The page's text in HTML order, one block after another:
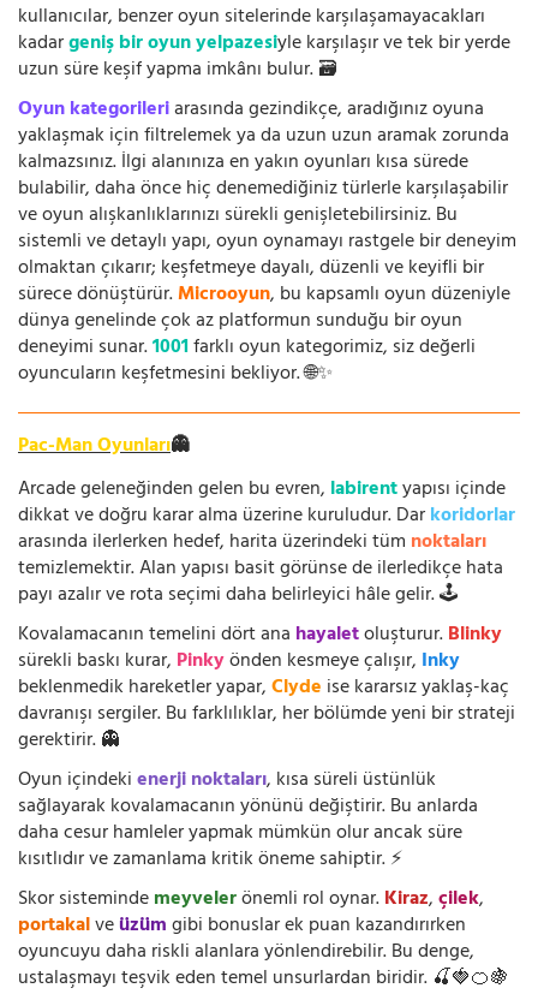
kullanıcılar, benzer oyun sitelerinde karşılaşamayacakları
kadargeniş bir oyun yelpazesiyle karşılaşır ve tek bir yerde
uzun süre keşif yapma imkânı bulur. 🗃️
Oyun kategorileriarasında gezindikçe, aradığınız oyuna
yaklaşmak için filtrelemek ya da uzun uzun aramak zorunda
kalmazsınız. İlgi alanınıza en yakın oyunları kısa sürede
bulabilir, daha önce hiç denemediğiniz türlerle karşılaşabilir
ve oyun alışkanlıklarınızı sürekli genişletebilirsiniz. Bu
sistemli ve detaylı yapı, oyun oynamayı rastgele bir deneyim
olmaktan çıkarır; keşfetmeye dayalı, düzenli ve keyifli bir
sürece dönüştürür.Microoyun, bu kapsamlı oyun düzeniyle
dünya genelinde çok az platformun sunduğu bir oyun
deneyimi sunar.1001farklı oyun kategorimiz, siz değerli
oyuncuların keşfetmesini bekliyor. 🌐✨
Pac-Man Oyunları👻
Arcade geleneğinden gelen bu evren, labirentyapısı içinde
dikkat ve doğru karar alma üzerine kuruludur. Darkoridorlar
arasında ilerlerken hedef, harita üzerindeki tüm noktaları
temizlemektir. Alan yapısı basit görünse de ilerledikçe hata
payı azalır ve rota seçimi daha belirleyici hâle gelir. 🕹️
Kovalamacanın temelini dört ana hayaletoluşturur.Blinky
sürekli baskı kurar, Pinkyönden kesmeye çalışır, Inky
beklenmedik hareketler yapar,Clyde ise kararsız yaklaş-kaç
davranışı sergiler. Bu farklılıklar, her bölümde yeni bir strateji
gerektirir. 👻
Oyun içindekienerji noktaları, kısa süreli üstünlük
sağlayarak kovalamacanın yönünü değiştirir. Bu anlarda
daha cesur hamleler yapmak mümkün olur ancak süre
kısıtlıdır ve zamanlama kritik öneme sahiptir. ⚡
Skor sistemindemeyvelerönemli rol oynar.Kiraz,çilek,
portakalveüzümgibi bonuslar ek puan kazandırırken
oyuncuyu daha riskli alanlara yönlendirebilir. Bu denge,
ustalaşmayı teşvik eden temel unsurlardan biridir. 🍒🍓🍊🍇